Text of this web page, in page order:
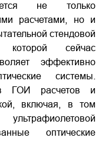
не только
расчетами, но и
стендовой
сейчас
эффективно
системы.
ГОИ расчетов и
включая, в том
оптические